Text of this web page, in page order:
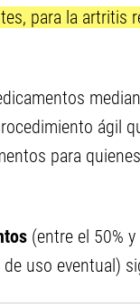
para la artritis
ágil
para
(entre el 50%
uso eventual)